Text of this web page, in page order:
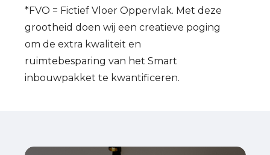
*FVO = Fictief Vloer Oppervlak. Met deze
grootheid doen wij een creatieve poging
om de extra kwaliteit en
ruimtebesparing van het Smart
inbouwpakket te kwantificeren.